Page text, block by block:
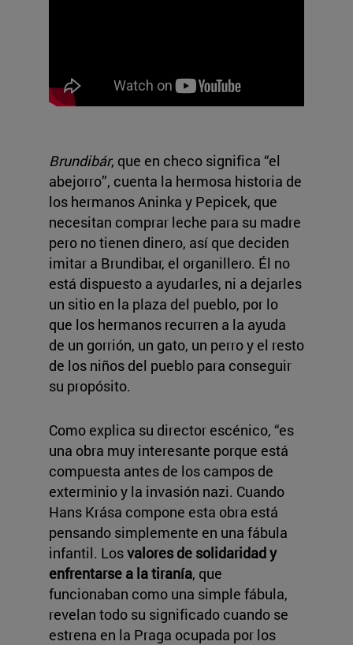
Brundibár, que en checo significa “el
abejorro”, cuenta la hermosa historia de
los hermanos Aninka y Pepicek, que
necesitan comprar leche para su madre
pero no tienen dinero, así que deciden
imitar a Brundibar, el organillero. Él no
está dispuesto a ayudarles, ni a dejarles
un sitio en la plaza del pueblo, por lo
que los hermanos recurren a la ayuda
de un gorrión, un gato, un perro y el resto
de los niños del pueblo para conseguir
su propósito.
Como explica su director escénico, “es
una obra muy interesante porque está
compuesta antes de los campos de
exterminio y la invasión nazi. Cuando
Hans Krása compone esta obra está
pensando simplemente en una fábula
infantil. Losvalores de solidaridad y
enfrentarse a la tiranía, que
funcionaban como una simple fábula,
revelan todo su significado cuando se
estrena en la Praga ocupada por los